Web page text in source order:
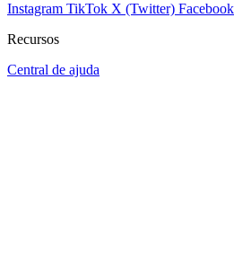
Instagram TikTok X (Twitter) Facebook
Recursos
Central de ajuda